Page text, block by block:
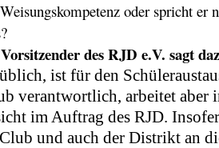
oder spricht er
des RJD e.V. sagt
ist für den
verantwortlich, arbeitet aber
im Auftrag des RJD.
und auch der Distrikt an